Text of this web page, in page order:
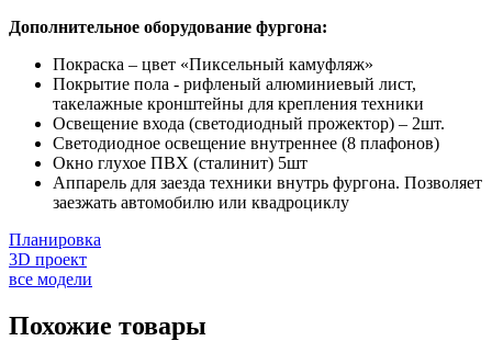
Дополнительное оборудование фургона:
Покраска – цвет «Пиксельный камуфляж»
Покрытие пола - рифленый алюминиевый лист,
такелажные кронштейны для крепления техники
Освещение входа (светодиодный прожектор) – 2шт.
Светодиодное освещение внутреннее (8 плафонов)
Окно глухое ПВХ (сталинит) 5шт
Аппарель для заезда техники внутрь фургона. Позволяет
заезжать автомобилю или квадроциклу
Планировка
3D проект
все модели
Похожие товары